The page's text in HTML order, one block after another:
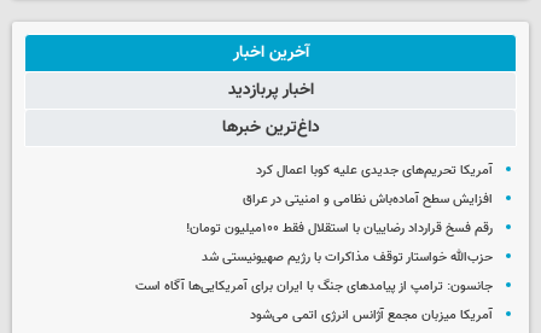
آخرین اخبار
اخبار پربازدید
داغ‌ترین خبرها
آمریکا تحریم‌های جدیدی علیه کوبا اعمال کرد
افزایش سطح آماده‌باش نظامی و امنیتی در عراق
رقم فسخ قرارداد رضاییان با استقلال فقط ۱۰۰میلیون تومان!
حزب‌الله خواستار توقف مذاکرات با رژیم صهیونیستی شد
جانسون: ترامپ از پیامدهای جنگ با ایران برای آمریکایی‌ها آگاه است
آمریکا میزبان مجمع آژانس انرژی اتمی می‌شود